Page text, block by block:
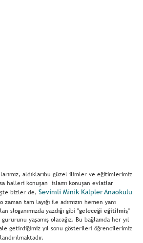
aldıklarıbu güzel ilimler ve eğitimlerimiz
halleri konuşan  islamı konuşan evlatlar
bizler de, Sevimli Minik Kalpler Anaokulu
tam layığı ile adımızın hemen yanı
sloganımızda yazdığı gibi "geleceği eğitilmiş"
gururunu yaşamış olacağız. Bu bağlamda her yıl
getirdiğimiz yıl sonu gösterileri öğrencilerimiz